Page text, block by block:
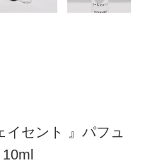
セント 』パフュ